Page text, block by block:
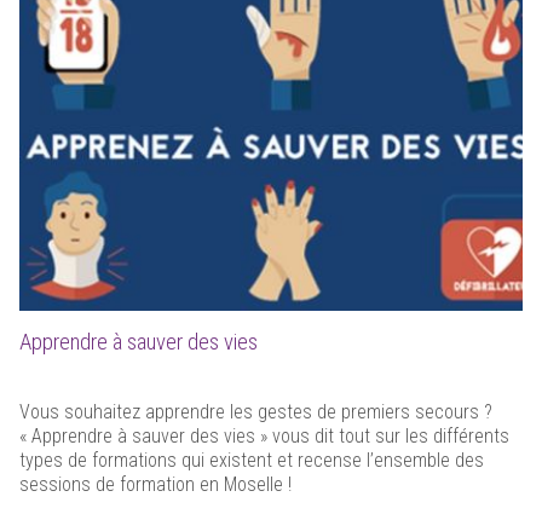
Apprendre à sauver des vies
Vous souhaitez apprendre les gestes de premiers secours ?
« Apprendre à sauver des vies » vous dit tout sur les différents
types de formations qui existent et recense l’ensemble des
sessions de formation en Moselle !